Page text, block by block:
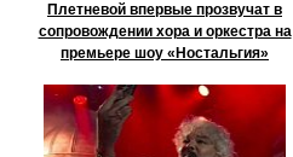
Плетневой впервые прозвучат в
сопровождении хора и оркестра на
премьере шоу «Ностальгия»